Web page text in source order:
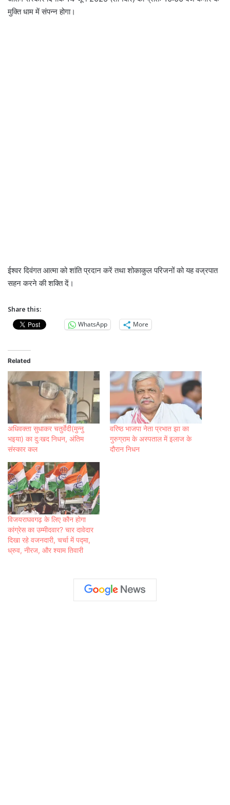
मुक्ति धाम में संपन्न होगा।
ईश्वर दिवंगत आत्मा को शांति प्रदान करें तथा शोकाकुल परिजनों को यह वज्रपात
सहन करने की शक्ति दें।
Share this:
WhatsApp
More
Related
अधिवक्ता सुधाकर चतुर्वेदी(मुन्नु
भइया) का दुःखद निधन, अंतिम
संस्कार कल
वरिष्ठ भाजपा नेता प्रभात झा का
गुरुग्राम के अस्पताल में इलाज के
दौरान निधन
विजयराघवगढ़ के लिए कौन होगा
कांग्रेस का उम्मीदवार? चार दावेदार
दिखा रहे वजनदारी, चर्चा में पद्मा,
ध्रुव, नीरज, और श्याम तिवारी